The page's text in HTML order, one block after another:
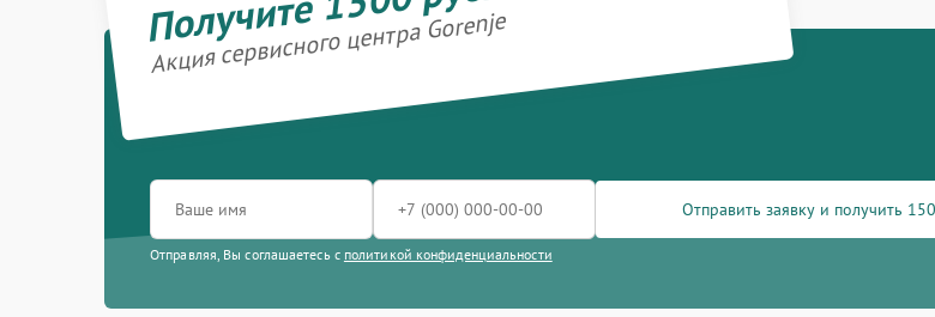
Акция сервисного центра Gorenje
Отправить заявку и получить
Отправляя, Вы соглашаетесь с политикой конфиденциальности